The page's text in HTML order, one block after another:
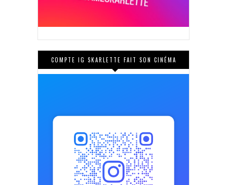
COMPTE IG SKARLETTE FAIT SON CINÉMA